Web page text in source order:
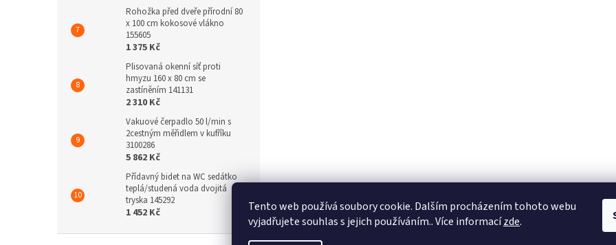
Tento web používá soubory cookie. Dalším procházením tohoto webu
vyjadřujete souhlas s jejich používáním.. Více informacízde.
Rohožka před dveře přírodní 80
x 100 cm kokosové vlákno
155605
1 375 Kč
Plisovaná okenní síť proti
hmyzu 160 x 80 cm se
zastíněním 141131
2 310 Kč
Vakuové čerpadlo 50 l/min s
2cestným měřidlem v kufříku
3100286
5 862 Kč
Přídavný bidet na WC sedátko
teplá/studená voda dvojitá
tryska 145292
1 452 Kč